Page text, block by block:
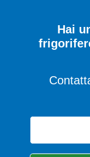
Hai